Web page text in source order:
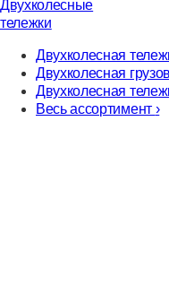
Двухколесные
тележки
Двухколесная
Двухколесная
Двухколесная
Весь ассортимент ›